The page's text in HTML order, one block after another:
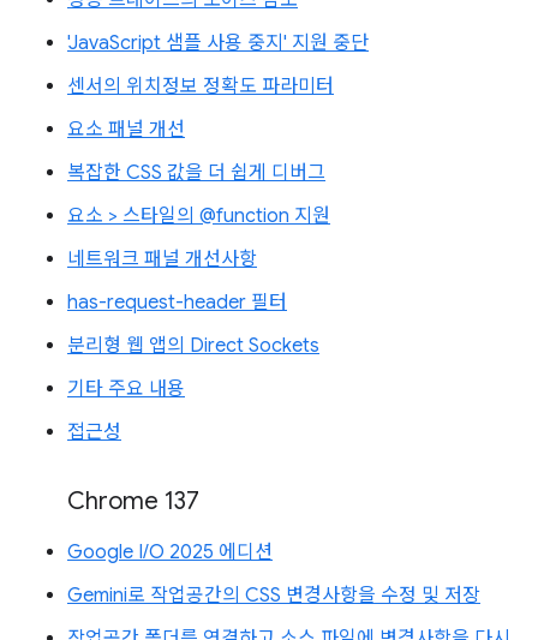
'JavaScript 샘플 사용 중지' 지원 중단
센서의 위치정보 정확도 파라미터
요소 패널 개선
복잡한 CSS 값을 더 쉽게 디버그
요소 > 스타일의 @function 지원
네트워크 패널 개선사항
has-request-header 필터
분리형 웹 앱의 Direct Sockets
기타 주요 내용
접근성
Chrome 137
Google I/O 2025 에디션
Gemini로 작업공간의 CSS 변경사항을 수정 및 저장